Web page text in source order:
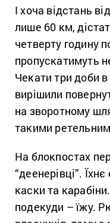
І хоча відстань
лише 60 км,
четверту годину
пропускатимуть
Чекати три доби в
вирішили
на зворотному
такими
На блокпостах
“деенерівці”.
каски та
подекуди – їжу.